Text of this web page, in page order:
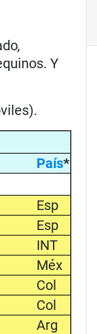
,
Y
País*
Esp
Esp
INT
Méx
Col
Col
Arg